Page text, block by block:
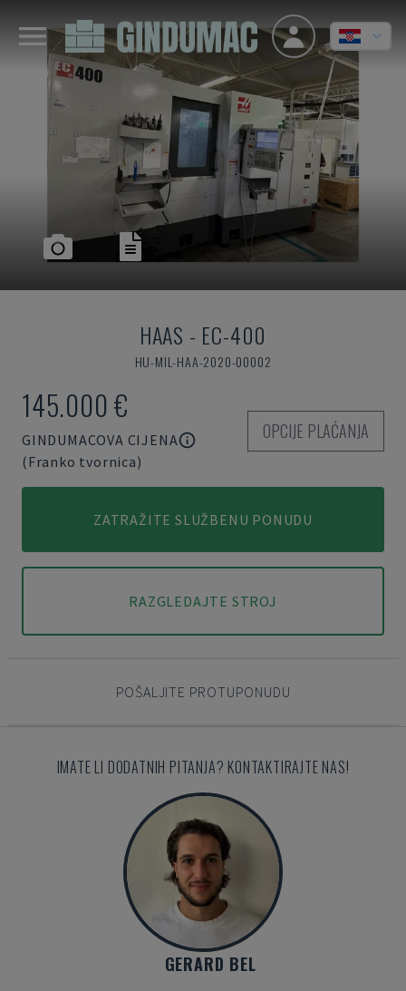
HAAS - EC-400
HU-MIL-HAA-2020-00002
145.000 €
GINDUMACOVA CIJENA
(Franko tvornica)
OPCIJE PLAĆANJA
ZATRAŽITE SLUŽBENU PONUDU
RAZGLEDAJTE STROJ
POŠALJITE PROTUPONUDU
IMATE LI DODATNIH PITANJA? KONTAKTIRAJTE NAS!
GERARD BEL